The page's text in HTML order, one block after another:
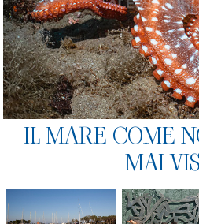
IL MARE COME
MAI